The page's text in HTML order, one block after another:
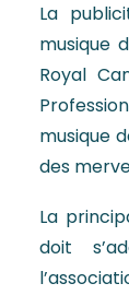
La
musique
Royal
musique
des
La
doit